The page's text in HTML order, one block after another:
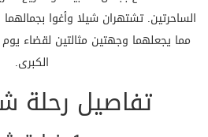
الساحرتين. تشتهران شيلا وأغوا
مما يجعلهما وجهتين مثالتين لقضاء
الكبرى.
تفاصيل رحلة